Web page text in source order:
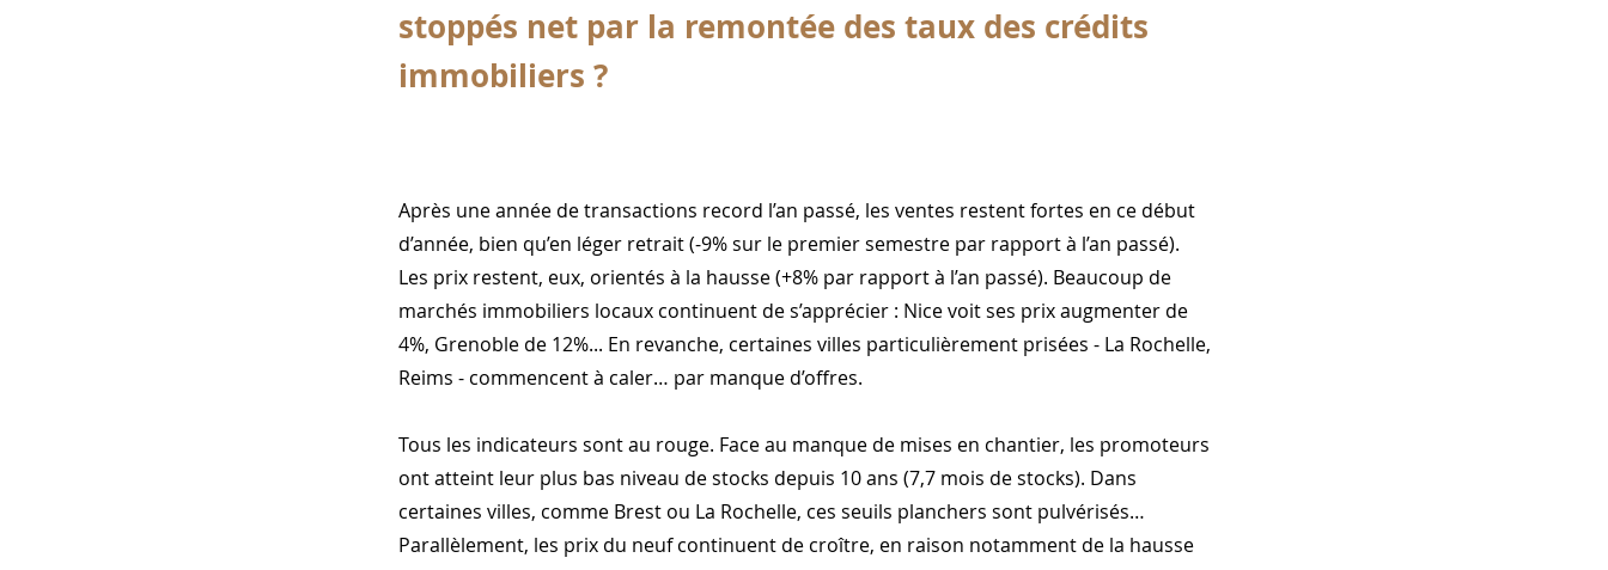
stoppés net par la remontée des taux des crédits
immobiliers ?
Après une année de transactions record l’an passé, les ventes restent fortes en ce début
d’année, bien qu’en léger retrait (-9% sur le premier semestre par rapport à l’an passé).
Les prix restent, eux, orientés à la hausse (+8% par rapport à l’an passé). Beaucoup de
marchés immobiliers locaux continuent de s’apprécier : Nice voit ses prix augmenter de
4%, Grenoble de 12%... En revanche, certaines villes particulièrement prisées - La Rochelle,
Reims - commencent à caler… par manque d’offres.
Tous les indicateurs sont au rouge. Face au manque de mises en chantier, les promoteurs
ont atteint leur plus bas niveau de stocks depuis 10 ans (7,7 mois de stocks). Dans
certaines villes, comme Brest ou La Rochelle, ces seuils planchers sont pulvérisés…
Parallèlement, les prix du neuf continuent de croître, en raison notamment de la hausse